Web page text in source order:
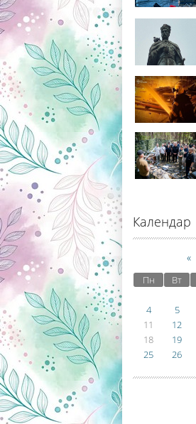
Календар
«
Пн Вт
4
5
11
12
18
19
25
26